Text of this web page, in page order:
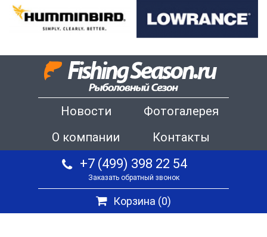
Новости
Фотогалерея
О компании
Контакты
+7 (499) 398 22 54
Заказать обратный звонок
Корзина (0)